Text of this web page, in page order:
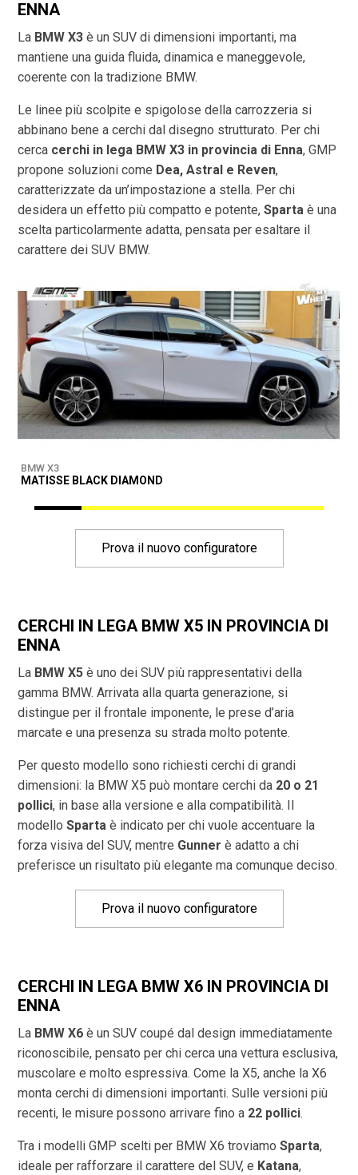
ENNA
La BMW X3 è un SUV di dimensioni importanti, ma
mantiene una guida fluida, dinamica e maneggevole,
coerente con la tradizione BMW.
Le linee più scolpite e spigolose della carrozzeria si
abbinano bene a cerchi dal disegno strutturato. Per chi
cerca cerchi in lega BMW X3 in provincia di Enna, GMP
propone soluzioni come Dea, Astral e Reven,
caratterizzate da un’impostazione a stella. Per chi
desidera un effetto più compatto e potente,Sparta è una
scelta particolarmente adatta, pensata per esaltare il
carattere dei SUV BMW.
BMW X3
MATISSE BLACK DIAMOND
Prova il nuovo configuratore
CERCHI IN LEGA BMW X5 IN PROVINCIA DI
ENNA
La BMW X5 è uno dei SUV più rappresentativi della
gamma BMW. Arrivata alla quarta generazione, si
distingue per il frontale imponente, le prese d’aria
marcate e una presenza su strada molto potente.
Per questo modello sono richiesti cerchi di grandi
dimensioni: la BMW X5 può montare cerchi da 20 o 21
pollici, in base alla versione e alla compatibilità. Il
modelloSparta è indicato per chi vuole accentuare la
forza visiva del SUV, mentre Gunner è adatto a chi
preferisce un risultato più elegante ma comunque deciso.
Prova il nuovo configuratore
CERCHI IN LEGA BMW X6 IN PROVINCIA DI
ENNA
La BMW X6 è un SUV coupé dal design immediatamente
riconoscibile, pensato per chi cerca una vettura esclusiva,
muscolare e molto espressiva. Come la X5, anche la X6
monta cerchi di dimensioni importanti. Sulle versioni più
recenti, le misure possono arrivare fino a 22 pollici.
Tra i modelli GMP scelti per BMW X6 troviamoSparta,
ideale per rafforzare il carattere del SUV, e Katana,